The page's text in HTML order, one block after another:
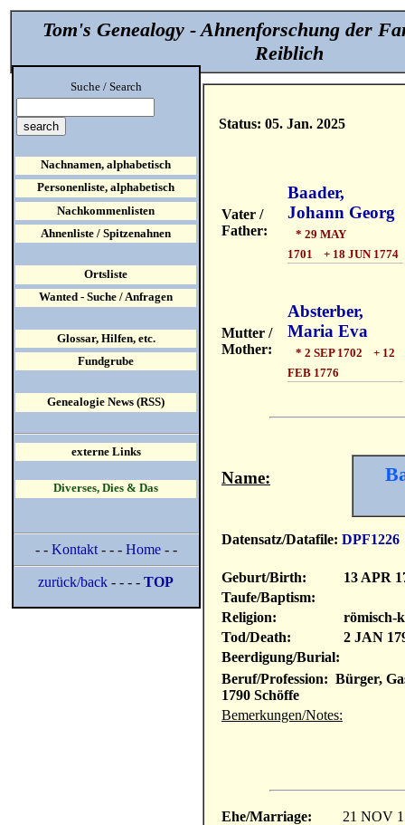
Tom's Genealogy - Ahnenforschung der
Reiblich
Status: 05. Jan. 2025
Vater /
Father:
Baader,
Johann Georg
* 29 MAY
1701 + 18 JUN 1774
Mutter /
Mother:
Absterber,
Maria Eva
* 2 SEP 1702 + 12
FEB 1776
Name:
Datensatz/Datafile: DPF1226
Geburt/Birth:
13 APR
Taufe/Baptism:
Religion:
römisch-
Tod/Death:
2 JAN
Beerdigung/Burial:
Beruf/Profession: Bürger,
1790 Schöffe
Bemerkungen/Notes:
Ehe/Marriage: 21 NOV
Suche / Search
Nachnamen, alphabetisch
Personenliste, alphabetisch
Nachkommenlisten
Ahnenliste / Spitzenahnen
Ortsliste
Wanted - Suche / Anfragen
Glossar, Hilfen, etc.
Fundgrube
Genealogie News (RSS)
externe Links
Diverses, Dies & Das
- - Kontakt- - - Home- -
zurück/back - - - -TOP